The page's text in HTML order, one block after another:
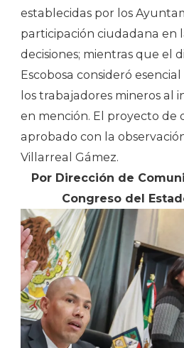
establecidas por los
participación ciudadana en
decisiones; mientras que el
Escobosa consideró
los trabajadores mineros al
en mención. El proyecto de
aprobado con la
Villarreal Gámez.
Por Dirección de
Congreso del